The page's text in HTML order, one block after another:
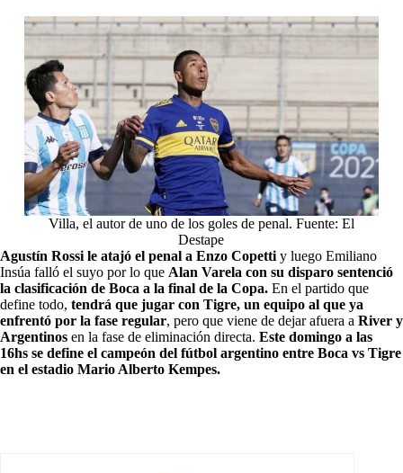
Villa, el autor de uno de los goles de penal. Fuente: El
Destape
Agustín Rossi le atajó el penal a Enzo Copetti y luego Emiliano
Insúa falló el suyo por lo que Alan Varela con su disparo sentenció
la clasificación de Boca a la final de la Copa. En el partido que
define todo, tendrá que jugar con Tigre, un equipo al que ya
enfrentó por la fase regular, pero que viene de dejar afuera a River y
Argentinos en la fase de eliminación directa. Este domingo a las
16hs se define el campeón del fútbol argentino entre Boca vs Tigre
en el estadio Mario Alberto Kempes.